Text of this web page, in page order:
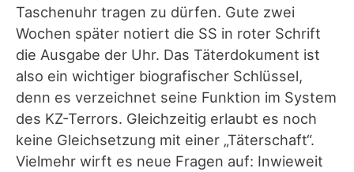
Taschenuhr tragen zu dürfen. Gute zwei
Wochen später notiert die SS in roter Schrift
die Ausgabe der Uhr. Das Täterdokument ist
also ein wichtiger biografischer Schlüssel,
denn es verzeichnet seine Funktion im System
des KZ-Terrors. Gleichzeitig erlaubt es noch
keine Gleichsetzung mit einer „Täterschaft“.
Vielmehr wirft es neue Fragen auf: Inwieweit